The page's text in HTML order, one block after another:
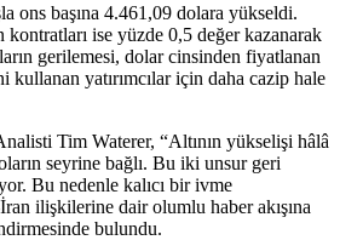
ons başına 4.461,09 dolara yükseldi.
ise yüzde 0,5 değer kazanarak
gerilemesi, dolar cinsinden fiyatlanan
kullanan yatırımcılar için daha cazip hale
Tim Waterer, “Altının yükselişi hâlâ
seyrine bağlı. Bu iki unsur geri
Bu nedenle kalıcı bir ivme
ilişkilerine dair olumlu haber akışına
bulundu.